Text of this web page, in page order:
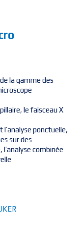
la gamme des
le faisceau X
l’analyse ponctuelle,
sur des
combinée